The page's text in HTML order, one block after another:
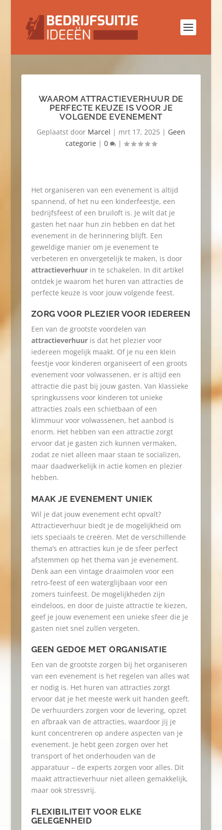
WAAROM ATTRACTIEVERHUUR DE
PERFECTE KEUZE IS VOOR JE
VOLGENDE EVENEMENT
Geplaatst door Marcel | mrt 17, 2025 | Geen
categorie | 0 |
Het organiseren van een evenement is altijd
spannend, of het nu een kinderfeestje, een
bedrijfsfeest of een bruiloft is. Je wilt dat je
gasten het naar hun zin hebben en dat het
evenement in de herinnering blijft. Een
geweldige manier om je evenement te
verbeteren en onvergetelijk te maken, is door
attractieverhuurin te schakelen. In dit artikel
ontdek je waarom het huren van attracties de
perfecte keuze is voor jouw volgende feest.
ZORG VOOR PLEZIER VOOR IEDEREEN
Een van de grootste voordelen van
attractieverhuuris dat het plezier voor
iedereen mogelijk maakt. Of je nu een klein
feestje voor kinderen organiseert of een groots
evenement voor volwassenen, er is altijd een
attractie die past bij jouw gasten. Van klassieke
springkussens voor kinderen tot unieke
attracties zoals een schietbaan of een
klimmuur voor volwassenen, het aanbod is
enorm. Het hebben van een attractie zorgt
ervoor dat je gasten zich kunnen vermaken,
zodat ze niet alleen maar staan te socializen,
maar daadwerkelijk in actie komen en plezier
hebben.
MAAK JE EVENEMENT UNIEK
Wil je dat jouw evenement echt opvalt?
Attractieverhuur biedt je de mogelijkheid om
iets speciaals te creëren. Met de verschillende
thema’s en attracties kun je de sfeer perfect
afstemmen op het thema van je evenement.
Denk aan een vintage draaimolen voor een
retro-feest of een waterglijbaan voor een
zomers tuinfeest. De mogelijkheden zijn
eindeloos, en door de juiste attractie te kiezen,
geef je jouw evenement een unieke sfeer die je
gasten niet snel zullen vergeten.
GEEN GEDOE MET ORGANISATIE
Een van de grootste zorgen bij het organiseren
van een evenement is het regelen van alles wat
er nodig is. Het huren van attracties zorgt
ervoor dat je het meeste werk uit handen geeft.
De verhuurders zorgen voor de levering, opzet
en afbraak van de attracties, waardoor jij je
kunt concentreren op andere aspecten van je
evenement. Je hebt geen zorgen over het
transport of het onderhouden van de
apparatuur – de experts zorgen voor alles. Dit
maakt attractieverhuur niet alleen gemakkelijk,
maar ook stressvrij.
FLEXIBILITEIT VOOR ELKE
GELEGENHEID